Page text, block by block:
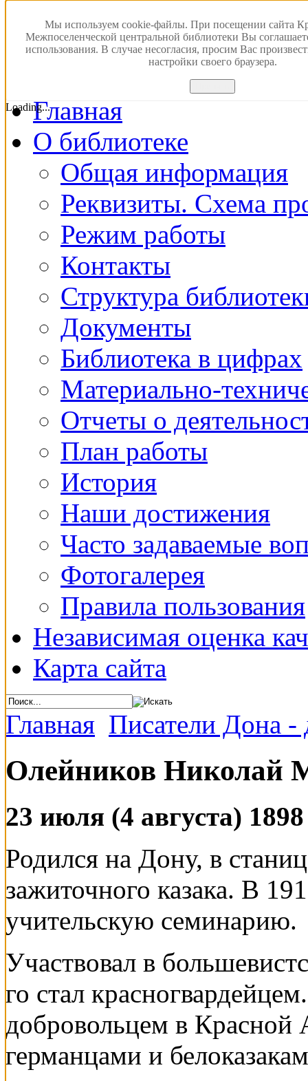
Мы используем cookie-файлы. При посещении сайта
Межпоселенческой центральной библиотеки Вы
использования. В случае несогласия, просим Вас
настройки своего браузера.
Loading...
Версия для
ПОИСК В
Главная
О библиотеке
Общая информация
Реквизиты. Схема
Режим работы
Контакты
Структура
Документы
Библиотека в цифрах
Материально-
Отчеты о
План работы
История
Наши достижения
Часто задаваемые
Фотогалерея
Правила пользования
Независимая оценка
Карта сайта
Главная Писатели Дона -
Олейников Николай
23 июля (4 августа)
Родился на Дону, в
зажиточного казака. В
учительскую семинарию.
Участвовал в
го стал
добровольцем в Красной
германцами и